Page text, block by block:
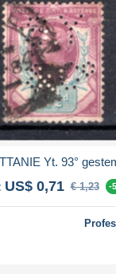
Toepassen
Yt. 93°
US$ 0,71 € 1,23 -